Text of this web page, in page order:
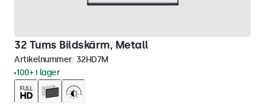
32 Tums Bildskärm, Metall
Artikelnummer: 32HD7M
100+ i lager